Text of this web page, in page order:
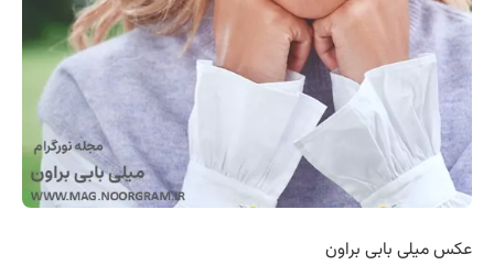
عکس ‏میلی بابی براون